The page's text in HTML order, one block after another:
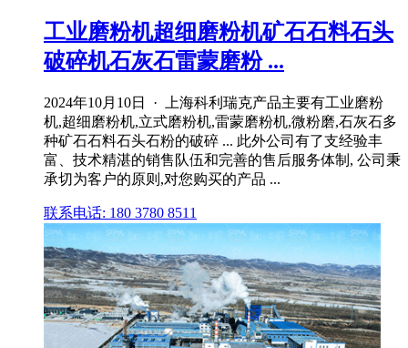
工业磨粉机超细磨粉机矿石石料石头
破碎机石灰石雷蒙磨粉 ...
2024年10月10日 · 上海科利瑞克产品主要有工业磨粉
机,超细磨粉机,立式磨粉机,雷蒙磨粉机,微粉磨,石灰石多
种矿石石料石头石粉的破碎 ... 此外公司有了支经验丰
富、技术精湛的销售队伍和完善的售后服务体制, 公司秉
承切为客户的原则,对您购买的产品 ...
联系电话: 180 3780 8511